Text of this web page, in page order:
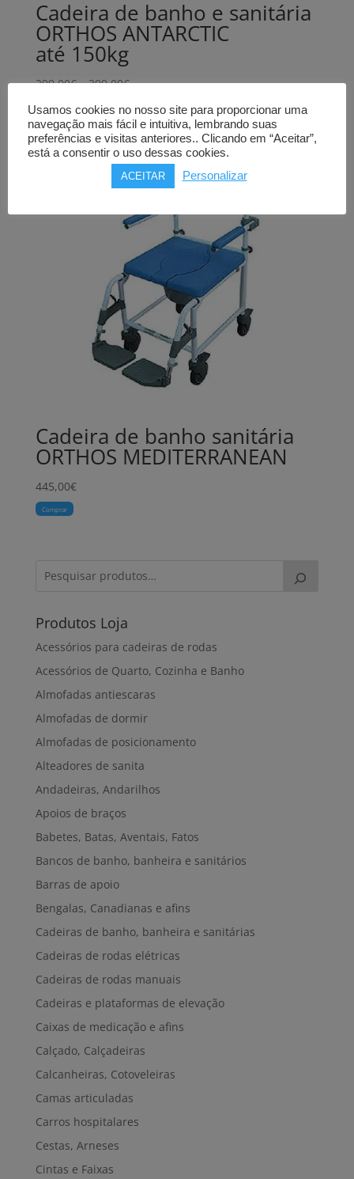
Cadeira de banho e sanitária
ORTHOS ANTARCTIC
até 150kg
299,00€ – 399,00€Price
299,00€
through
399,00€
Cadeira de banho sanitária
ORTHOS MEDITERRANEAN
445,00€
Comprar
Produtos Loja
Acessórios para cadeiras de rodas
Acessórios de Quarto, Cozinha e Banho
Almofadas antiescaras
Almofadas de dormir
Almofadas de posicionamento
Alteadores de sanita
Andadeiras, Andarilhos
Apoios de braços
Babetes, Batas, Aventais, Fatos
Bancos de banho, banheira e sanitários
Barras de apoio
Bengalas, Canadianas e afins
Cadeiras de banho, banheira e sanitárias
Cadeiras de rodas elétricas
Cadeiras de rodas manuais
Cadeiras e plataformas de elevação
Caixas de medicação e afins
Calçado, Calçadeiras
Calcanheiras, Cotoveleiras
Camas articuladas
Carros hospitalares
Cestas, Arneses
Cintas e Faixas
Usamos cookies no nosso site para proporcionar uma
navegação mais fácil e intuitiva, lembrando suas
preferências e visitas anteriores.. Clicando em “Aceitar”,
está a consentir o uso dessas cookies.
ACEITAR Personalizar